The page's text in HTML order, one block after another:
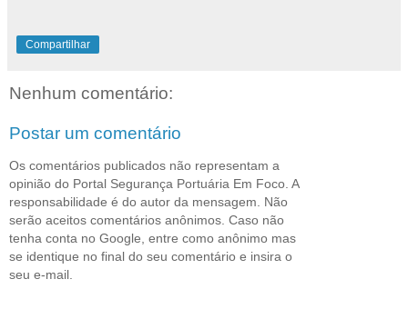
Compartilhar
Nenhum comentário:
Postar um comentário
Os comentários publicados não representam a
opinião do Portal Segurança Portuária Em Foco. A
responsabilidade é do autor da mensagem. Não
serão aceitos comentários anônimos. Caso não
tenha conta no Google, entre como anônimo mas
se identique no final do seu comentário e insira o
seu e-mail.